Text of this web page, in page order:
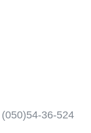
(050)54-36-524